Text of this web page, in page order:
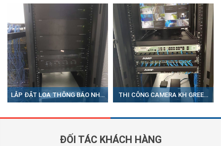
LẮP ĐẶT LOA THÔNG BÁO NHÀ
THI CÔNG CAMERA KH GREEN
ĐỐI TÁC KHÁCH HÀNG